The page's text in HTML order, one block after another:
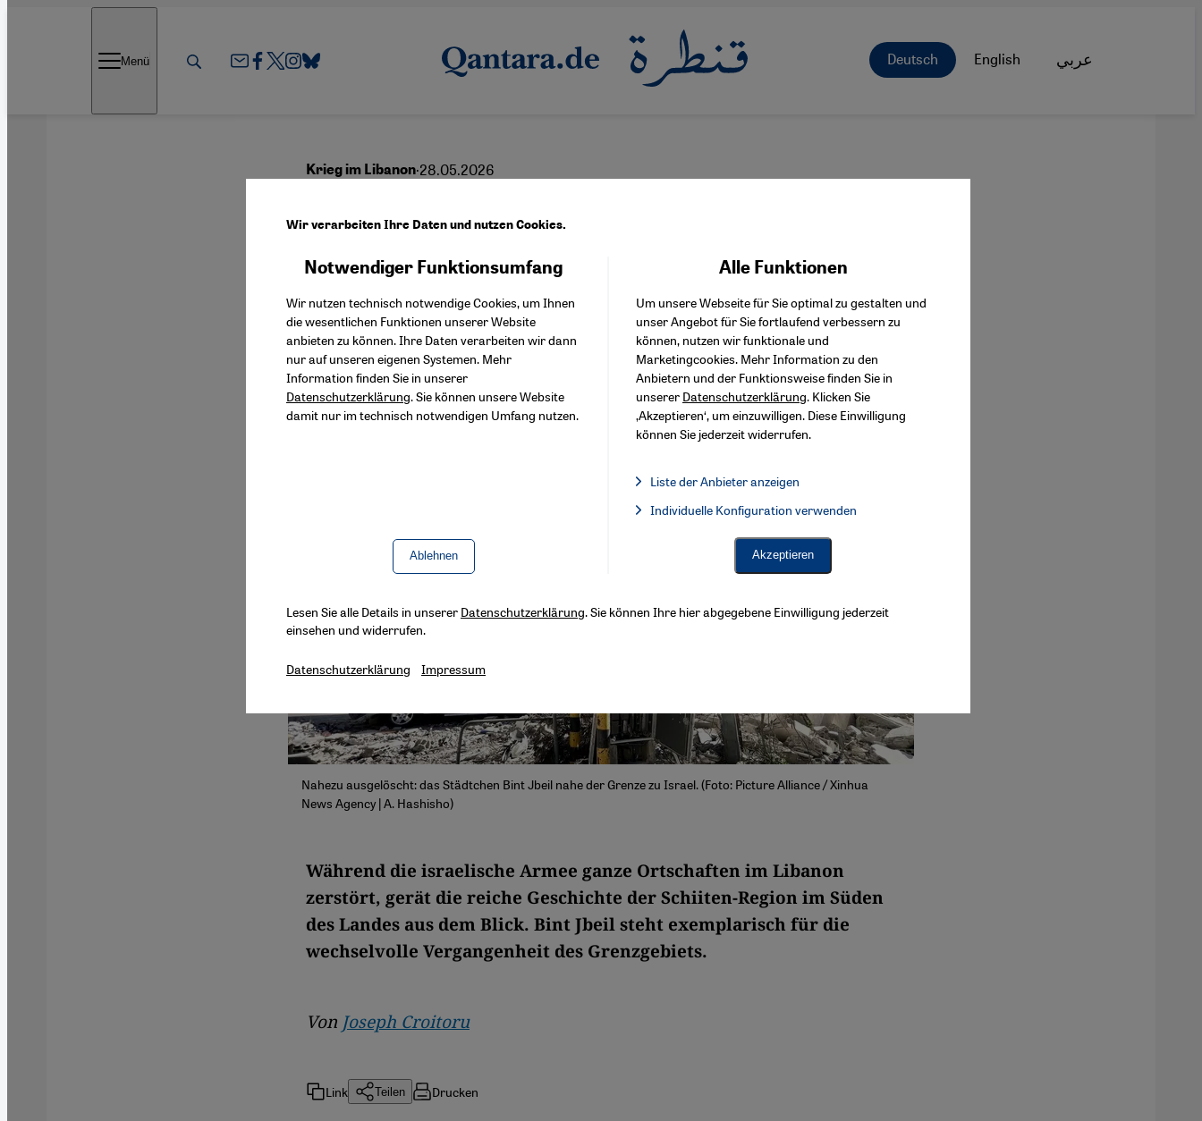
Deutsch English عربي Menü
Krieg im Libanon·28.05.2026
Bint Jbeil – Portrait einer
zerstörten Stadt
Deutsch English عربي
Nahezu ausgelöscht: das Städtchen Bint Jbeil nahe der Grenze zu Israel. (Foto: Picture Alliance / Xinhua
News Agency | A. Hashisho)
Während die israelische Armee ganze Ortschaften im Libanon
zerstört, gerät die reiche Geschichte der Schiiten-Region im Süden
des Landes aus dem Blick. Bint Jbeil steht exemplarisch für die
wechselvolle Vergangenheit des Grenzgebiets.
Von Joseph Croitoru
Link Teilen Drucken
Wir verarbeiten Ihre Daten und nutzen Cookies.
Notwendiger Funktionsumfang
Wir nutzen technisch notwendige Cookies, um Ihnen
die wesentlichen Funktionen unserer Website
anbieten zu können. Ihre Daten verarbeiten wir dann
nur auf unseren eigenen Systemen. Mehr
Information finden Sie in unserer
Datenschutzerklärung. Sie können unsere Website
damit nur im technisch notwendigen Umfang nutzen.
Ablehnen
Alle Funktionen
Um unsere Webseite für Sie optimal zu gestalten und
unser Angebot für Sie fortlaufend verbessern zu
können, nutzen wir funktionale und
Marketingcookies. Mehr Information zu den
Anbietern und der Funktionsweise finden Sie in
unserer Datenschutzerklärung. Klicken Sie
‚Akzeptieren‘, um einzuwilligen. Diese Einwilligung
können Sie jederzeit widerrufen.
Liste der Anbieter anzeigen
Facebook Embed / Facebook Connect, Google Maps Embed, Google Tag Manager, Instagram Embed,
Facebook Embed / Facebook Connect
Twitter Embed
Instagram Embed
Youtube Embed
Google Maps Embed
Individuelle Konfiguration verwenden
Akzeptieren
Lesen Sie alle Details in unserer Datenschutzerklärung. Sie können Ihre hier abgegebene Einwilligung jederzeit
einsehen und widerrufen.
Datenschutzerklärung Impressum